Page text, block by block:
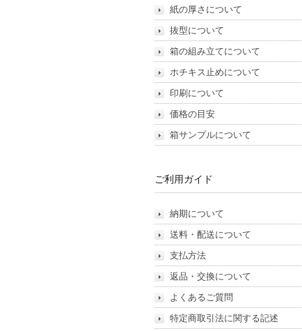
紙の厚さについて
抜型について
箱の組み立てについて
ホチキス止めについて
印刷について
価格の目安
箱サンプルについて
ご利用ガイド
納期について
送料・配送について
支払方法
返品・交換について
よくあるご質問
特定商取引法に関する記述